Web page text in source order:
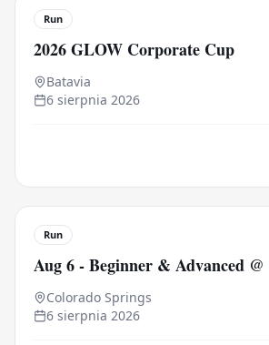
Run
2026 GLOW Corporate Cup
Batavia
6 sierpnia 2026
Run
Aug 6 - Beginner & Advanced
Colorado Springs
6 sierpnia 2026